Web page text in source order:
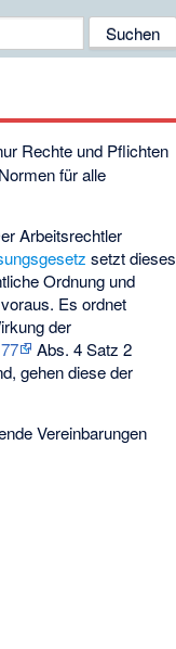
Rechte und Pflichten
für alle
Arbeitsrechtler
setzt dieses
Ordnung und
Es ordnet
der
Abs. 4 Satz 2
gehen diese der
Vereinbarungen